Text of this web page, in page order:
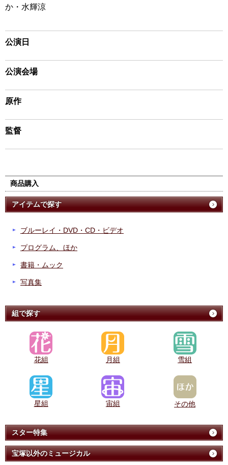
か・水輝涼
公演日
公演会場
原作
監督
商品購入
アイテムで探す
ブルーレイ・DVD・CD・ビデオ
プログラム、ほか
書籍・ムック
写真集
組で探す
花組 月組 雪組
星組 宙組 その他
スター特集
宝塚以外のミュージカル